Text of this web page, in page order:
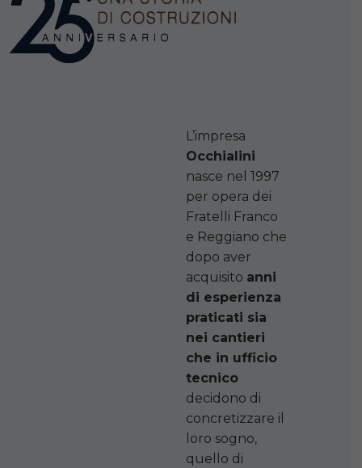
L’impresa
Occhialini
nasce nel 1997
per opera dei
Fratelli Franco
e Reggiano che
dopo aver
acquisito anni
di esperienza
praticati sia
nei cantieri
che in ufficio
tecnico
decidono di
concretizzare il
loro sogno,
quello di